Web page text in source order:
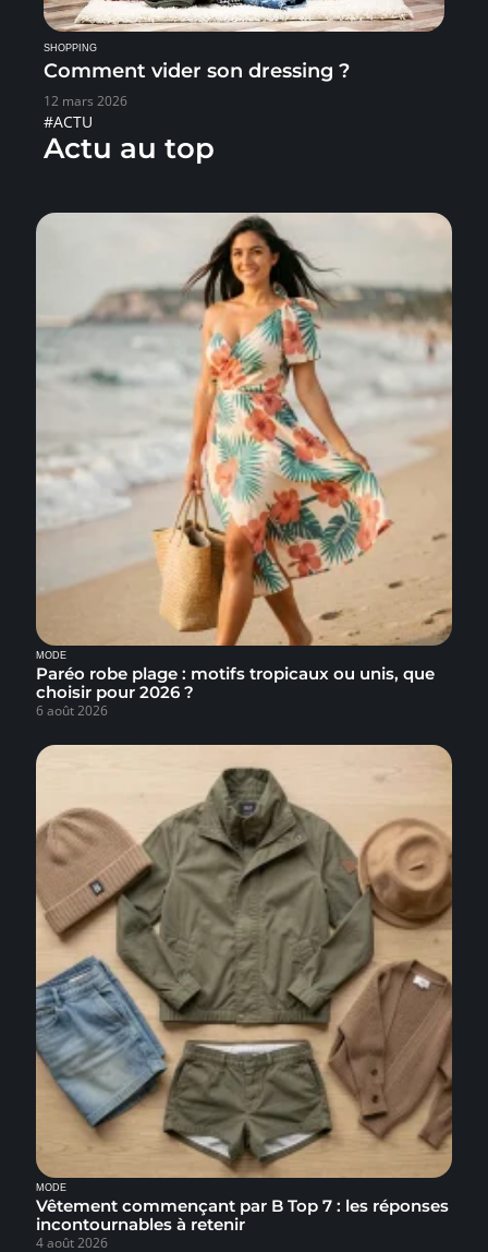
SHOPPING
Comment vider son dressing ?
12 mars 2026
#ACTU
Actu au top
MODE
Paréo robe plage : motifs tropicaux ou unis, que
choisir pour 2026 ?
6 août 2026
MODE
Vêtement commençant par B Top 7 : les réponses
incontournables à retenir
4 août 2026